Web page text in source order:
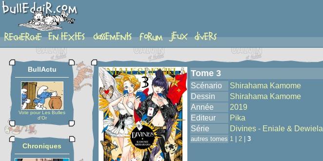
album
BullActu
Vote pour Les Bulles
d'Or
Chroniques
Tome 3
Scénario
Shirahama Kamome
Dessin
Shirahama Kamome
Année
2019
Editeur
Pika
Série
Divines - Eniale & Dewiela
autres tomes 1 2 3